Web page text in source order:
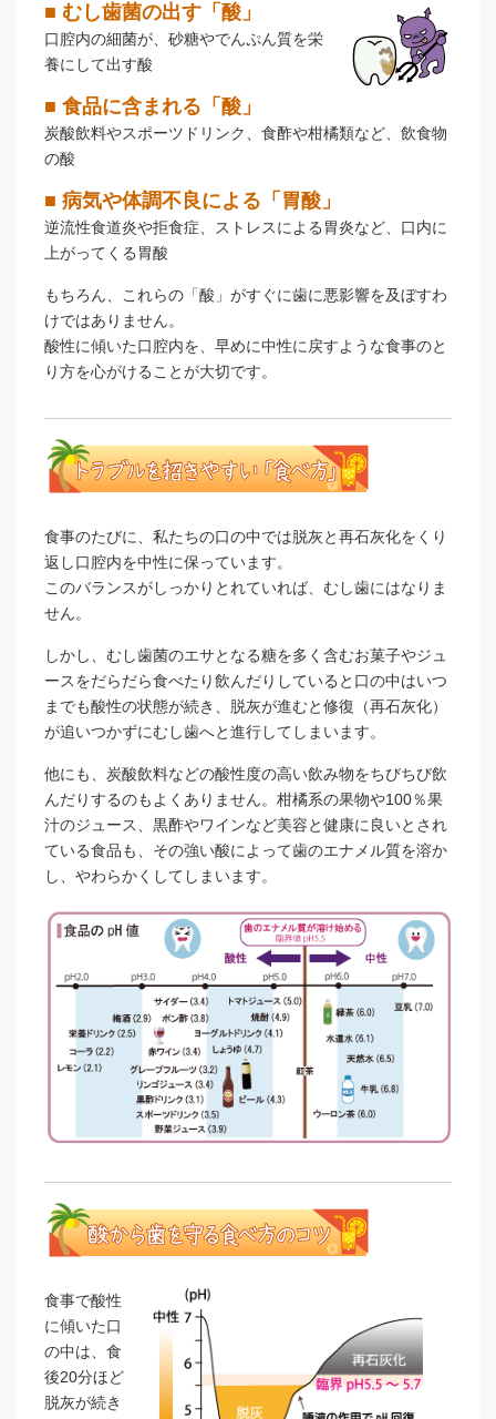
■ むし歯菌の出す「酸」
口腔内の細菌が、砂糖やでんぷん質を栄
養にして出す酸
■ 食品に含まれる「酸」
炭酸飲料やスポーツドリンク、食酢や柑橘類など、飲食物
の酸
■ 病気や体調不良による「胃酸」
逆流性食道炎や拒食症、ストレスによる胃炎など、口内に
上がってくる胃酸
もちろん、これらの「酸」がすぐに歯に悪影響を及ぼすわ
けではありません。
酸性に傾いた口腔内を、早めに中性に戻すような食事のと
り方を心がけることが大切です。
食事のたびに、私たちの口の中では脱灰と再石灰化をくり
返し口腔内を中性に保っています。
このバランスがしっかりとれていれば、むし歯にはなりま
せん。
しかし、むし歯菌のエサとなる糖を多く含むお菓子やジュ
ースをだらだら食べたり飲んだりしていると口の中はいつ
までも酸性の状態が続き、脱灰が進むと修復（再石灰化）
が追いつかずにむし歯へと進行してしまいます。
他にも、炭酸飲料などの酸性度の高い飲み物をちびちび飲
んだりするのもよくありません。柑橘系の果物や100％果
汁のジュース、黒酢やワインなど美容と健康に良いとされ
ている食品も、その強い酸によって歯のエナメル質を溶か
し、やわらかくしてしまいます。
食事で酸性
に傾いた口
の中は、食
後20分ほど
脱灰が続き